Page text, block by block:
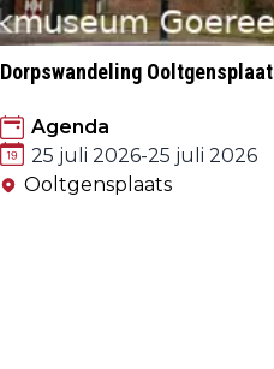
Dorpswandeling Ooltgensplaat
Agenda
25 juli 2026-25 juli 2026
Ooltgensplaats